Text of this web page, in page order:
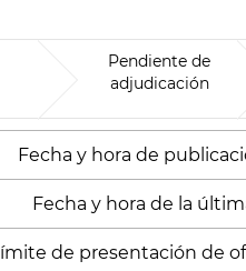
Pendiente de
adjudicación
Fecha y hora de
Fecha y hora de la
de presentación de